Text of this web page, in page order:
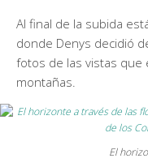
Al final de la subida
donde Denys decidió
fotos de las vistas que
montañas.
El